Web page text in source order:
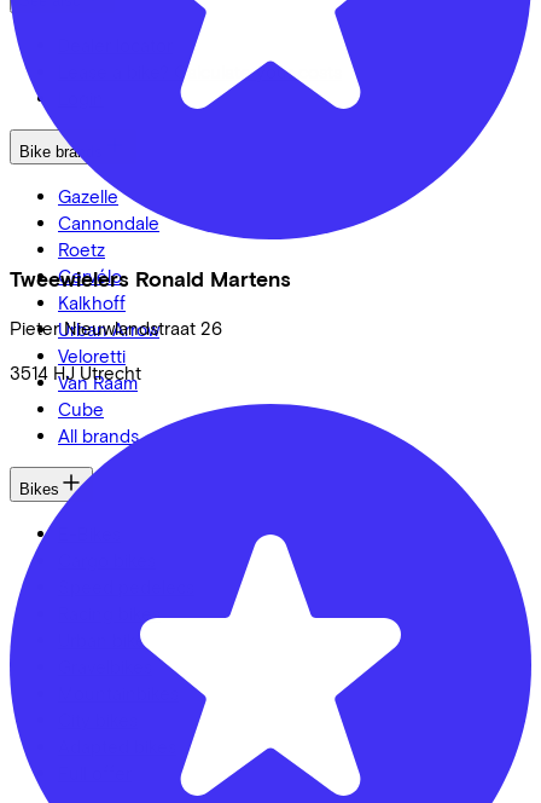
Tweewielers Ronald Martens
Pieter Nieuwlandstraat 26
3514 HJ Utrecht
Lease a bike? Calculate your costs
Bike brands
Gazelle
Cannondale
Roetz
Cervélo
Kalkhoff
Urban Arrow
Veloretti
Van Raam
Cube
All brands
Bikes
Racing bikes
Urban bike